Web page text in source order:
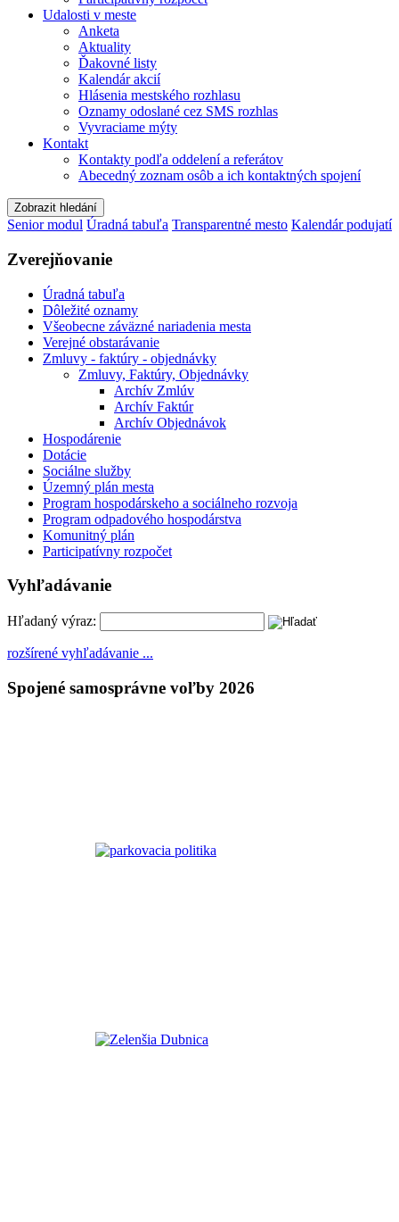
Udalosti v meste
Anketa
Aktuality
Ďakovné listy
Kalendár akcií
Hlásenia mestského rozhlasu
Oznamy odoslané cez SMS rozhlas
Vyvraciame mýty
Kontakt
Kontakty podľa oddelení a referátov
Abecedný zoznam osôb a ich kontaktných spojení
Zobrazit hledání
Senior modul Úradná tabuľa Transparentné mesto Kalendár podujatí
Zverejňovanie
Úradná tabuľa
Dôležité oznamy
Všeobecne záväzné nariadenia mesta
Verejné obstarávanie
Zmluvy - faktúry - objednávky
Zmluvy, Faktúry, Objednávky
Archív Zmlúv
Archív Faktúr
Archív Objednávok
Hospodárenie
Dotácie
Sociálne služby
Územný plán mesta
Program hospodárskeho a sociálneho rozvoja
Program odpadového hospodárstva
Komunitný plán
Participatívny rozpočet
Vyhľadávanie
Hľadaný výraz:
rozšírené vyhľadávanie ...
Spojené samosprávne voľby 2026